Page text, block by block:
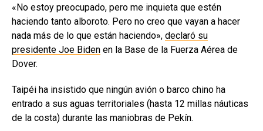
«No estoy preocupado, pero me inquieta que estén
haciendo tanto alboroto. Pero no creo que vayan a hacer
nada más de lo que están haciendo», declaró su
presidente Joe Biden en la Base de la Fuerza Aérea de
Dover.
Taipéi ha insistido que ningún avión o barco chino ha
entrado a sus aguas territoriales (hasta 12 millas náuticas
de la costa) durante las maniobras de Pekín.